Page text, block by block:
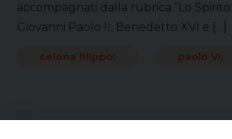
accompagnati dalla rubrica “Lo
Giovanni Paolo II, Benedetto XVI e […]
celona filippo; paolo VI;